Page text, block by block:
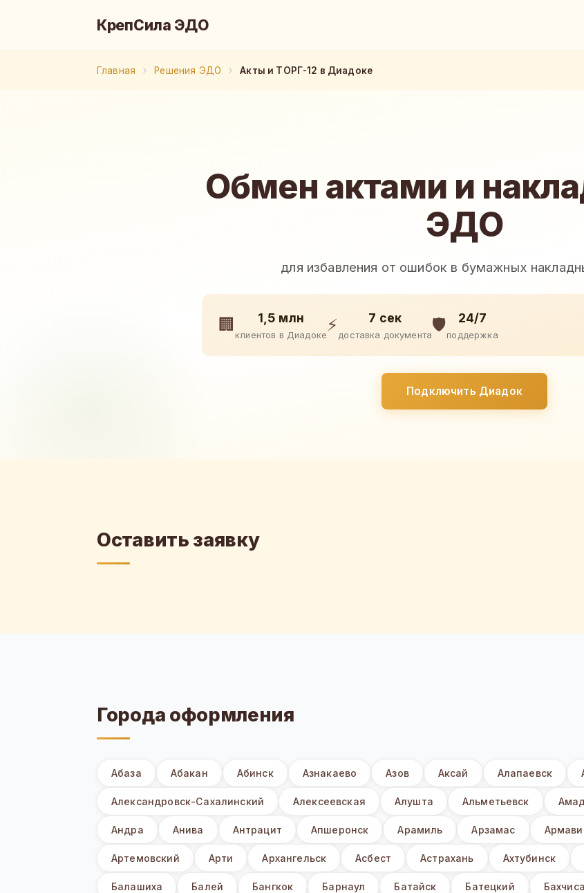
КрепСила ЭДО
Главная Решения ЭДО Акты и ТОРГ-12 в Диадоке
Обмен актами и
ЭДО
для избавления от ошибок в бумажных
🏢 1,5 млн
клиентов в Диадоке
⚡ 7 сек
доставка документа
🛡️ 24/7
поддержка
Подключить Диадок
Оставить заявку
Города оформления
Абаза Абакан Абинск Азнакаево Азов Аксай Алапаевск
Александровск-Сахалинский Алексеевская Алушта Альметьевск
Андра Анива Антрацит Апшеронск Арамиль Арзамас
Артемовский Арти Архангельск Асбест Астрахань Ахтубинск
Балашиха Балей Бангкок Барнаул Батайск Батецкий